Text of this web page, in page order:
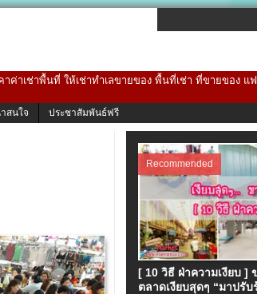
าเช่าพื้นที่ ให้เช่าทำเลขายของ พื้นที่เช่า ที่ขายของ แ
สนใจ ประชาสัมพันธ์ฟรี
Recommended
[ 10 วิธี ฝ่าความเงียบ ]
ตลาดเงียบสุดๆ “มาปรับ